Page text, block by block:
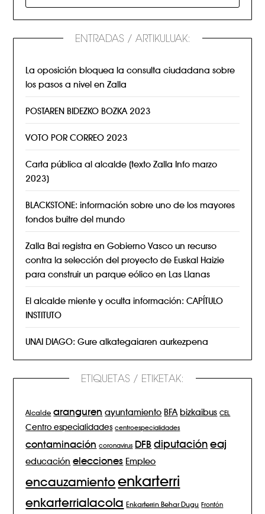
ENTRADAS / ARTIKULUAK:
La oposición bloquea la consulta ciudadana sobre
los pasos a nivel en Zalla
POSTAREN BIDEZKO BOZKA 2023
VOTO POR CORREO 2023
Carta pública al alcalde (texto Zalla Info marzo
2023)
BLACKSTONE: información sobre uno de los mayores
fondos buitre del mundo
Zalla Bai registra en Gobierno Vasco un recurso
contra la selección del proyecto de Euskal Haizie
para construir un parque eólico en Las Llanas
El alcalde miente y oculta información: CAPÍTULO
INSTITUTO
UNAI DIAGO: Gure alkategaiaren aurkezpena
ETIQUETAS / ETIKETAK:
Alcalde aranguren ayuntamiento BFA bizkaibus CEL
Centro especialidades centroespecialidades
contaminación coronavirus DFB diputación eaj
educación elecciones Empleo
encauzamiento enkarterri
enkarterrialacola Enkarterrin Behar Dugu Frontón